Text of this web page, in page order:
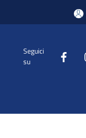
Seguici
su